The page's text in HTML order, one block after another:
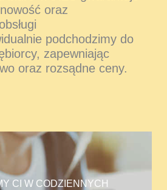
oraz
podchodzimy do
zapewniając
oraz rozsądne ceny.
CI W CODZIENNYCH